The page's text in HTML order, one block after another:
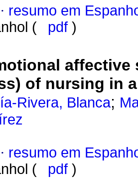
· resumo em
(
pdf )
affective
of nursing in
Rivera, Blanca;
· resumo em
(
pdf )